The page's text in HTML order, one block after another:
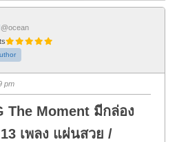
@ocean
pm
The Moment มีกล่อง
เพลง แผ่นสวย /